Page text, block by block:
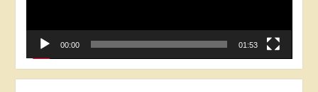
00:00 01:53